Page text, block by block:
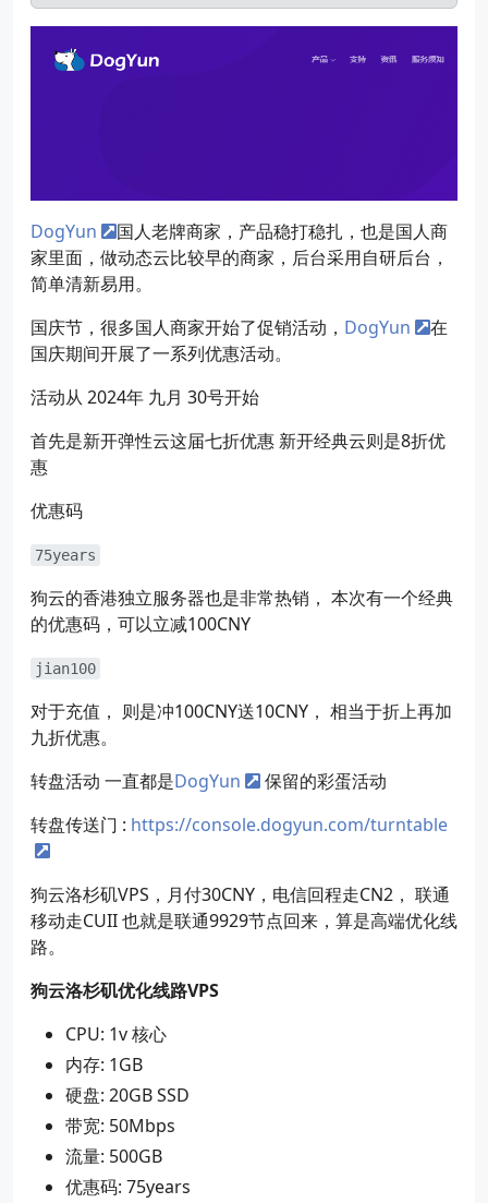
DogYun
国人老牌商家，产品稳打稳扎，也是国人商
家里面，做动态云比较早的商家，后台采用自研后台，
简单清新易用。
国庆节，很多国人商家开始了促销活动， DogYun
在
国庆期间开展了一系列优惠活动。
活动从 2024年 九月 30号开始
首先是新开弹性云这届七折优惠 新开经典云则是8折优
惠
优惠码
75years
狗云的香港独立服务器也是非常热销， 本次有一个经典
的优惠码，可以立减100CNY
jian100
对于充值， 则是冲100CNY送10CNY， 相当于折上再加
九折优惠。
转盘活动 一直都是DogYun
保留的彩蛋活动
转盘传送门 : https://console.dogyun.com/turntable
狗云洛杉矶VPS，月付30CNY，电信回程走CN2， 联通
移动走CUII 也就是联通9929节点回来，算是高端优化线
路。
狗云洛杉矶优化线路VPS
CPU: 1v 核心
内存: 1GB
硬盘: 20GB SSD
带宽: 50Mbps
流量: 500GB
优惠码: 75years